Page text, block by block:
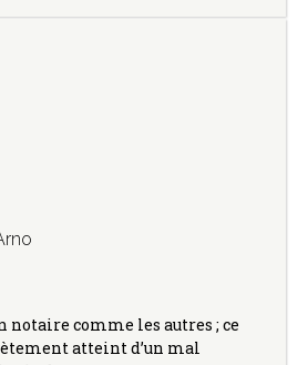
notaire comme les autres ; ce
atteint d’un mal